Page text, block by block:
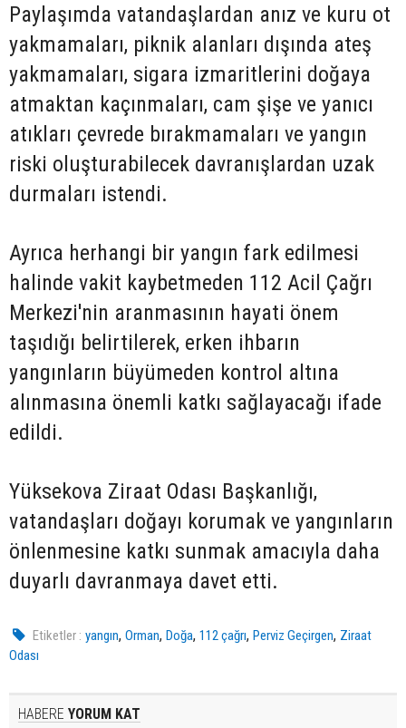
Paylaşımda vatandaşlardan anız ve kuru ot
yakmamaları, piknik alanları dışında ateş
yakmamaları, sigara izmaritlerini doğaya
atmaktan kaçınmaları, cam şişe ve yanıcı
atıkları çevrede bırakmamaları ve yangın
riski oluşturabilecek davranışlardan uzak
durmaları istendi.
Ayrıca herhangi bir yangın fark edilmesi
halinde vakit kaybetmeden 112 Acil Çağrı
Merkezi'nin aranmasının hayati önem
taşıdığı belirtilerek, erken ihbarın
yangınların büyümeden kontrol altına
alınmasına önemli katkı sağlayacağı ifade
edildi.
Yüksekova Ziraat Odası Başkanlığı,
vatandaşları doğayı korumak ve yangınların
önlenmesine katkı sunmak amacıyla daha
duyarlı davranmaya davet etti.
Etiketler : yangın,Orman,Doğa,112 çağrı,Perviz Geçirgen, Ziraat
Odası
HABERE YORUM KAT